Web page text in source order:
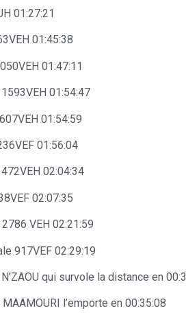
01:27:21
01:45:38
01:47:11
01:54:47
01:54:59
01:56:04
02:04:34
02:07:35
VEH 02:21:59
917VEF 02:29:19
qui survole la distance en
l’emporte en 00:35:08